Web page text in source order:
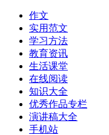
作文
实用范文
学习方法
教育资讯
生活课堂
在线阅读
知识大全
优秀作品专栏
演讲稿大全
手机站